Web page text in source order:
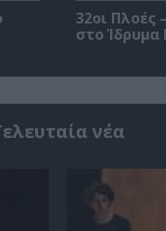
32οι Πλοές
στο
νέα